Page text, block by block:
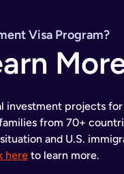
Visa Program?
investment projects
from 70+
and U.S.
hereto learn more.